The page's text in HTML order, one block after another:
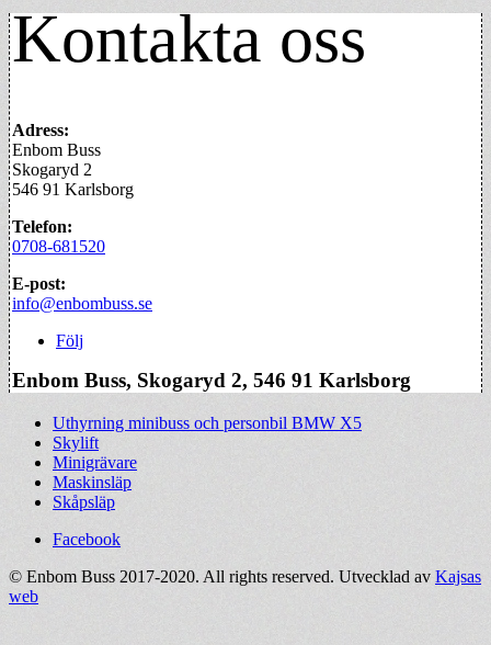
Kontakta oss
Adress:
Enbom Buss
Skogaryd 2
546 91 Karlsborg
Telefon:
0708-681520
E-post:
info@enbombuss.se
Följ
Enbom Buss, Skogaryd 2, 546 91 Karlsborg
Uthyrning minibuss och personbil BMW X5
Skylift
Minigrävare
Maskinsläp
Skåpsläp
Facebook
© Enbom Buss 2017-2020. All rights reserved. Utvecklad av Kajsas
web